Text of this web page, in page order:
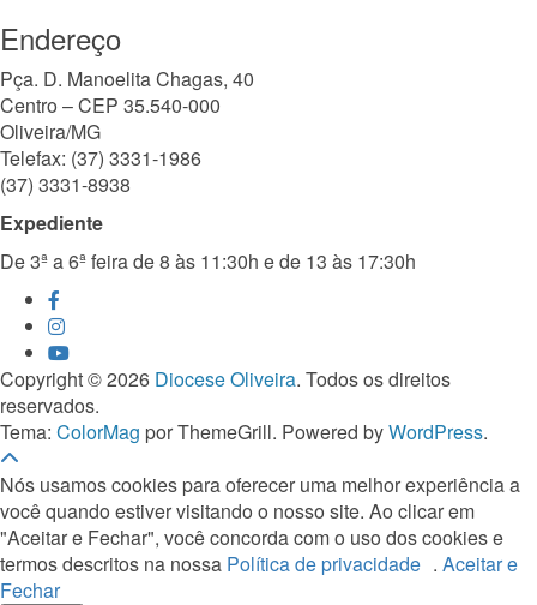
Endereço
Pça. D. Manoelita Chagas, 40
Centro – CEP 35.540-000
Oliveira/MG
Telefax: (37) 3331-1986
(37) 3331-8938
Expediente
De 3ª a 6ª feira de 8 às 11:30h e de 13 às 17:30h
Copyright © 2026 Diocese Oliveira. Todos os direitos
reservados.
Tema: ColorMag por ThemeGrill. Powered byWordPress.
Nós usamos cookies para oferecer uma melhor experiência a
você quando estiver visitando o nosso site. Ao clicar em
"Aceitar e Fechar", você concorda com o uso dos cookies e
termos descritos na nossa Política de privacidade . Aceitar e
Fechar